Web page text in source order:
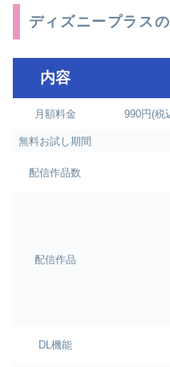
ディズニープラス
内容
月額料金 990円(税
無料お試し期間
配信作品数
配信作品
DL機能